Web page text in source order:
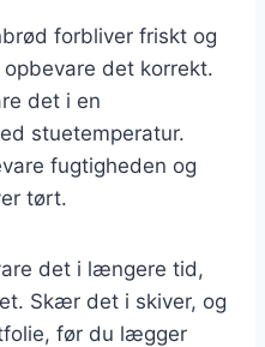
forbliver friskt og
det korrekt.
det i en
stuetemperatur.
fugtigheden og
tørt.
det i længere tid,
Skær det i skiver, og
før du lægger